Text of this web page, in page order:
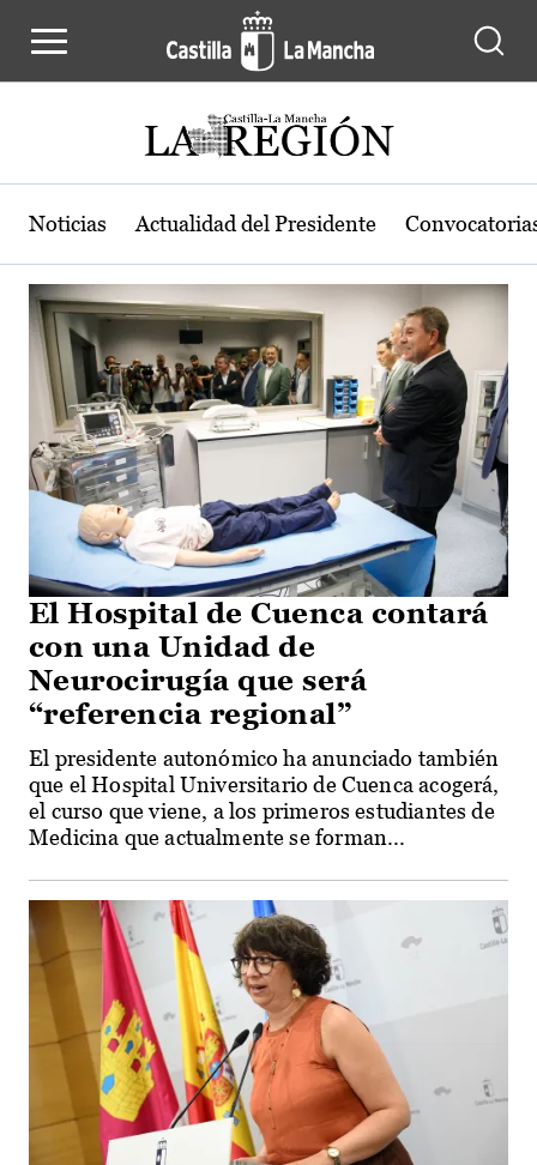
Actualidad de la región de Castilla-
Noticias Actualidad del Presidente
El Hospital de Cuenca contará
con una Unidad de
Neurocirugía que será
“referencia regional”
El presidente autonómico ha anunciado también
que el Hospital Universitario de Cuenca acogerá,
el curso que viene, a los primeros estudiantes de
Medicina que actualmente se forman...